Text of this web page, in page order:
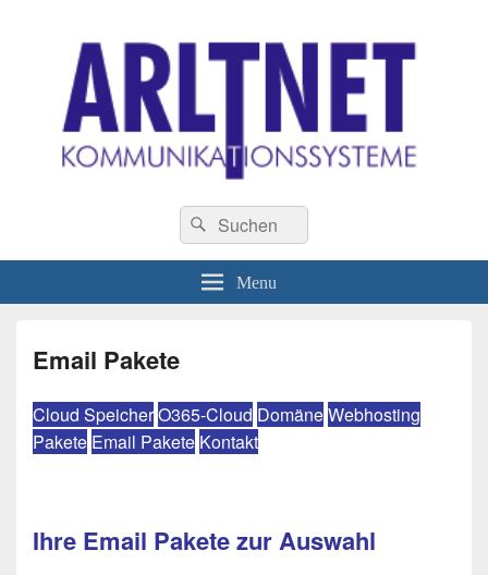
ARLTNET
Kommunikationssysteme
Search
for:
Search
Menu
Email Pakete
Cloud SpeicherO365-Cloud DomäneWebhosting
Pakete Email Pakete Kontakt
Ihre Email Pakete zur Auswahl